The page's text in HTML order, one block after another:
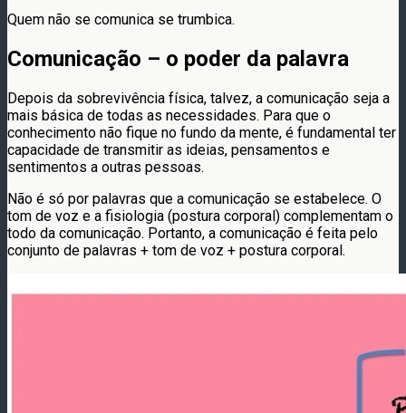
Quem não se comunica se trumbica.
Comunicação – o poder da palavra
Depois da sobrevivência física, talvez, a comunicação seja a
mais básica de todas as necessidades. Para que o
conhecimento não fique no fundo da mente, é fundamental ter
capacidade de transmitir as ideias, pensamentos e
sentimentos a outras pessoas.
Não é só por palavras que a comunicação se estabelece. O
tom de voz e a fisiologia (postura corporal) complementam o
todo da comunicação. Portanto, a comunicação é feita pelo
conjunto de palavras + tom de voz + postura corporal.